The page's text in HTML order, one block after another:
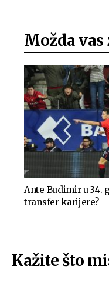
Možda
Ante Budimir u 34.
transfer karijere?
Kažite što